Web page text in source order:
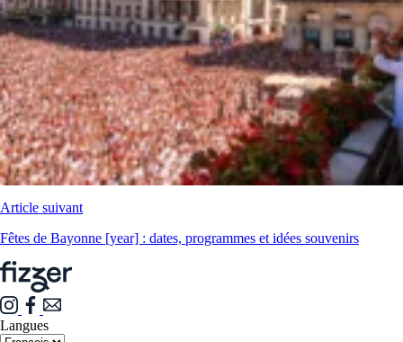
Article suivant
Fêtes de Bayonne [year] : dates, programmes et idées souvenirs
Langues